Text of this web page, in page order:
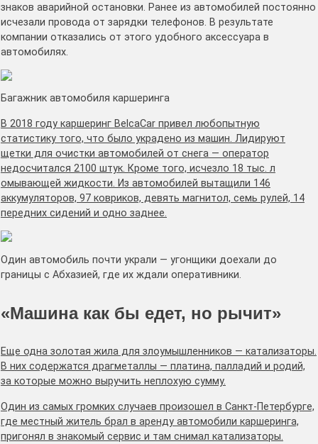
знаков аварийной остановки. Ранее из автомобилей постоянно
исчезали провода от зарядки телефонов. В результате
компании отказались от этого удобного аксессуара в
автомобилях.
Багажник автомобиля каршеринга
В 2018 году каршеринг BelcaCar привел любопытную
статистику того, что было украдено из машин. Лидируют
щетки для очистки автомобилей от снега — оператор
недосчитался 2100 штук. Кроме того, исчезло 18 тыс. л
омывающей жидкости. Из автомобилей вытащили 146
аккумуляторов, 97 ковриков, девять магнитол, семь рулей, 14
передних сидений и одно заднее.
Один автомобиль почти украли — угонщики доехали до
границы с Абхазией, где их ждали оперативники.
«Машина как бы едет, но рычит»
Еще одна золотая жила для злоумышленников — катализаторы.
В них содержатся драгметаллы — платина, палладий и родий,
за которые можно выручить неплохую сумму.
Один из самых громких случаев произошел в Санкт-Петербурге,
где местный житель брал в аренду автомобили каршеринга,
пригонял в знакомый сервис и там снимал катализаторы.